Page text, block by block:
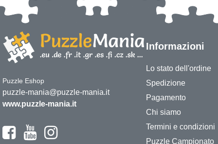
Puzzle Eshop
puzzle-mania@puzzle-mania.it
www.puzzle-mania.it
Informazioni
Lo stato dell'ordine
Spedizione
Pagamento
Chi siamo
Termini e condizioni
Puzzle Campionato